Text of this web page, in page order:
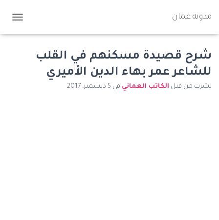
مدونة عمان
ب
شرح قصيدة مسكنهم في القلب
للشاعر عمر بهاء الدين الأميري
نشرت من قبل الكاتب العماني في 5 ديسمبر، 2017